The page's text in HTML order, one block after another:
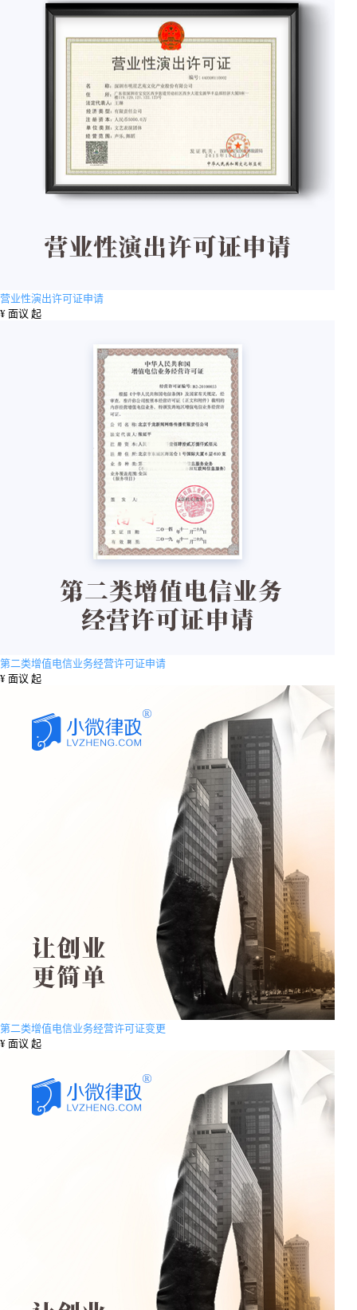
营业性演出许可证申请
¥ 面议 起
第二类增值电信业务经营许可证申请
¥ 面议 起
第二类增值电信业务经营许可证变更
¥ 面议 起